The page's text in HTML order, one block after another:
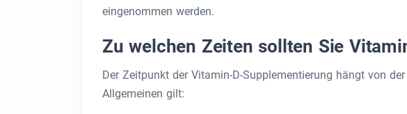
eingenommen werden.
Zu welchen Zeiten sollten Sie
Der Zeitpunkt der Vitamin-D-Supplementierung hängt von
Allgemeinen gilt: